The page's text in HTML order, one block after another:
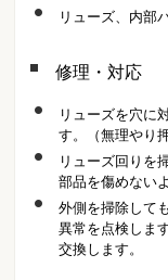
リューズ、内部
修理・対応
リューズを穴に
す。（無理やり
リューズ回りを
部品を傷めない
外側を掃除して
異常を点検しま
交換します。